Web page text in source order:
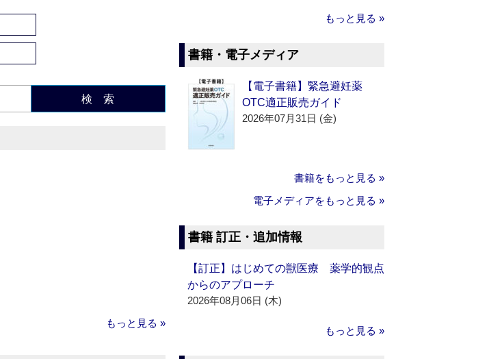
検 索
もっと見る »
もっと見る »
書籍・電子メディア
【電子書籍】緊急避妊薬
OTC適正販売ガイド
2026年07月31日 (金)
書籍をもっと見る »
電子メディアをもっと見る »
書籍 訂正・追加情報
【訂正】はじめての獣医療 薬学的観点
からのアプローチ
2026年08月06日 (木)
もっと見る »